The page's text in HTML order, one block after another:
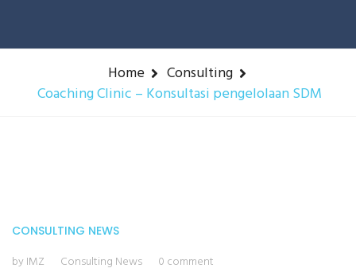
Home
Consulting
Coaching Clinic – Konsultasi pengelolaan SDM
CONSULTING NEWS
by IMZ Consulting News 0 comment